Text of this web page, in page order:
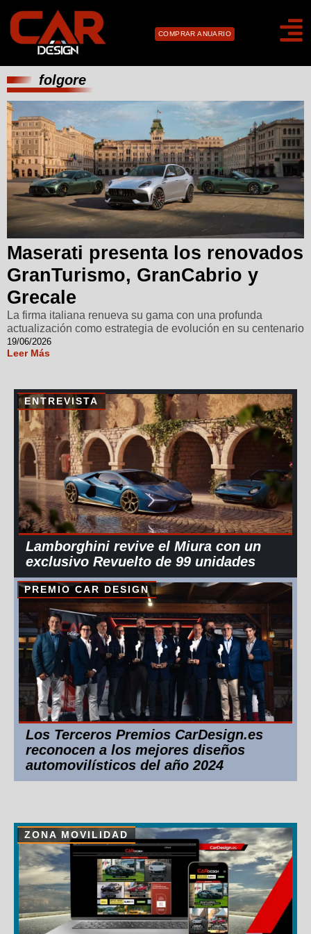
COMPRAR ANUARIO
folgore
Maserati presenta los renovados
GranTurismo, GranCabrio y
Grecale
La firma italiana renueva su gama con una profunda
actualización como estrategia de evolución en su centenario
19/06/2026
Leer Más
ENTREVISTA
Lamborghini revive el Miura con un
exclusivo Revuelto de 99 unidades
PREMIO CAR DESIGN
Los Terceros Premios CarDesign.es
reconocen a los mejores diseños
automovilísticos del año 2024
ZONA MOVILIDAD